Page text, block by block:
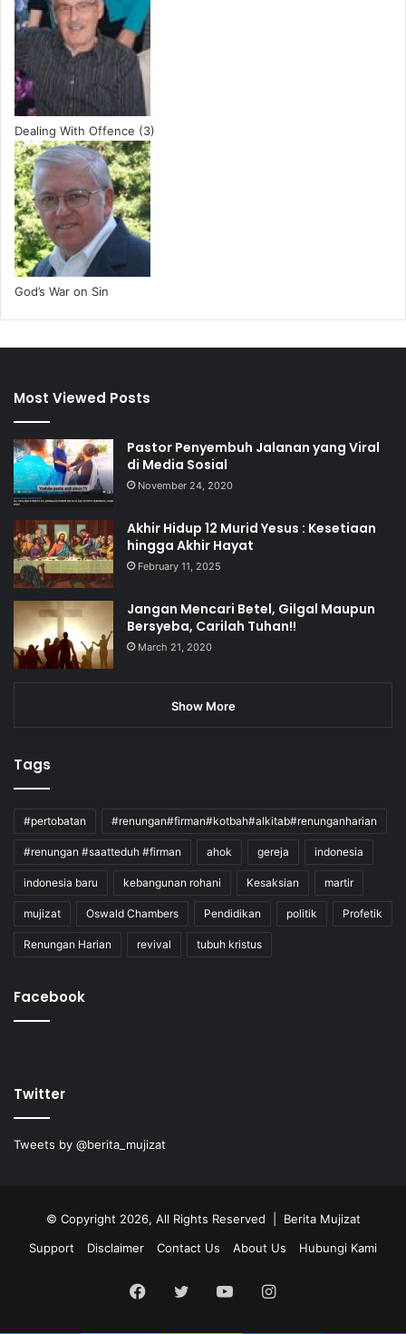
Dealing With Offence (3)
God’s War on Sin
Most Viewed Posts
Pastor Penyembuh Jalanan yang Viral
di Media Sosial
November 24, 2020
Akhir Hidup 12 Murid Yesus : Kesetiaan
hingga Akhir Hayat
February 11, 2025
Jangan Mencari Betel, Gilgal Maupun
Bersyeba, Carilah Tuhan!!
March 21, 2020
Show More
Tags
#pertobatan #renungan#firman#kotbah#alkitab#renunganharian
#renungan #saatteduh #firman ahok gereja indonesia
indonesia baru kebangunan rohani Kesaksian martir
mujizat Oswald Chambers Pendidikan politik Profetik
Renungan Harian revival tubuh kristus
Facebook
Twitter
Tweets by @berita_mujizat
© Copyright 2026, All Rights Reserved | Berita Mujizat
Support
Disclaimer Contact Us About Us Hubungi Kami
Facebook
Twitter YouTubeInstagram